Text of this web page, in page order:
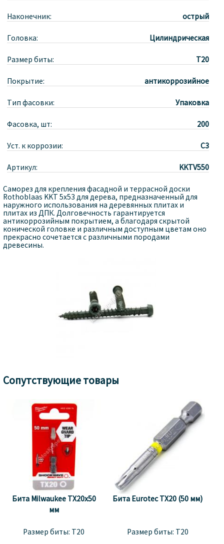
Наконечник: острый
Головка: Цилиндрическая
Размер биты: T20
Покрытие: антикоррозийное
Тип фасовки: Упаковка
Фасовка, шт: 200
Уст. к коррозии: С3
Артикул: KKTV550
Саморез для крепления фасадной и террасной доски
Rothoblaas KKT 5x53 для дерева, предназначенный для
наружного использования на деревянных плитах и
плитах из ДПК. Долговечность гарантируется
антикоррозийным покрытием, а благодаря скрытой
конической головке и различным доступным цветам оно
прекрасно сочетается с различными породами
древесины.
Сопутствующие товары
Бита Milwaukee TX20x50
мм
Размер биты: T20
Бита Eurotec TХ20 (50 мм)
Размер биты: T20